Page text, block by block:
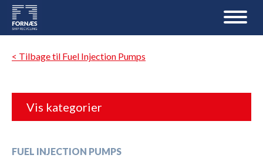
< Tilbage til Fuel Injection Pumps
Vis kategorier
FUEL INJECTION PUMPS